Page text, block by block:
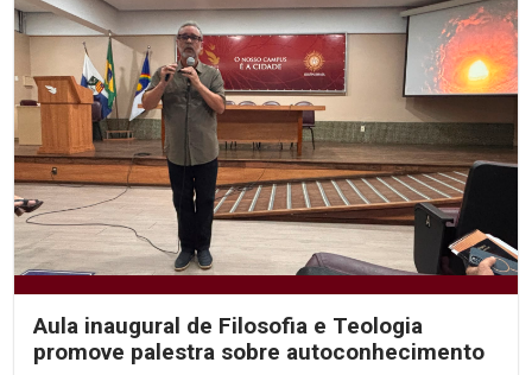
Aula inaugural de Filosofia e Teologia
promove palestra sobre autoconhecimento